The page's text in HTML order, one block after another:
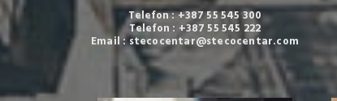
Telefon : +387 55 545 300
Telefon : +387 55 545 222
Email : stecocentar@stecocentar.com